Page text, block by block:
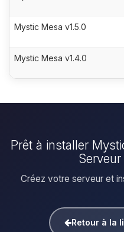
Mystic Mesa v1.5.0
Mystic Mesa v1.4.0
Prêt à installer
Créez votre serveur et
Retour à la